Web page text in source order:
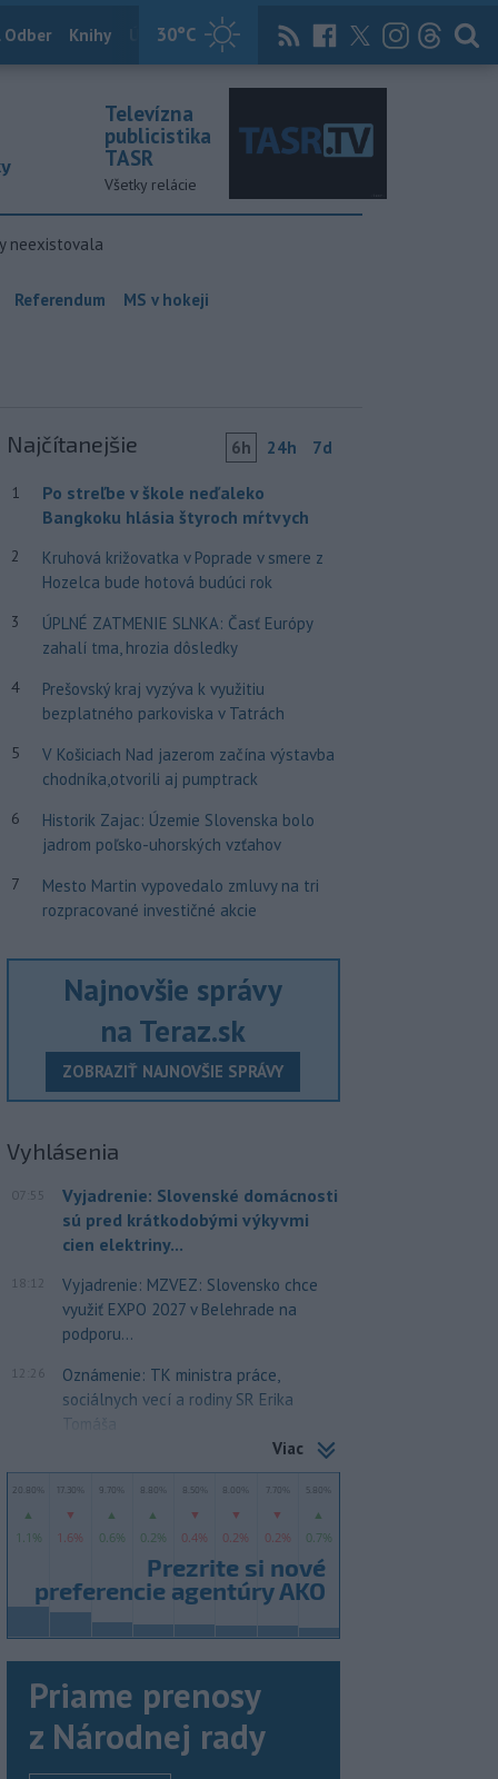
30°C
Odber Knihy Útulkovo Magazín News Now Archív
Televízna
publicistika
TASR
Všetky relácie
neexistovala
Referendum MS v hokeji
Najčítanejšie 6h 24h 7d
1
Po streľbe v škole neďaleko
Bangkoku hlásia štyroch mŕtvych
2
Kruhová križovatka v Poprade v smere z
Hozelca bude hotová budúci rok
3
ÚPLNÉ ZATMENIE SLNKA: Časť Európy
zahalí tma, hrozia dôsledky
4
Prešovský kraj vyzýva k využitiu
bezplatného parkoviska v Tatrách
5
V Košiciach Nad jazerom začína výstavba
chodníka,otvorili aj pumptrack
6
Historik Zajac: Územie Slovenska bolo
jadrom poľsko-uhorských vzťahov
7
Mesto Martin vypovedalo zmluvy na tri
rozpracované investičné akcie
Najnovšie správy
na Teraz.sk
ZOBRAZIŤ NAJNOVŠIE SPRÁVY
Vyhlásenia
07:55
Vyjadrenie: Slovenské domácnosti
sú pred krátkodobými výkyvmi
cien elektriny...
18:12
Vyjadrenie: MZVEZ: Slovensko chce
využiť EXPO 2027 v Belehrade na
podporu...
12:26
Oznámenie: TK ministra práce,
sociálnych vecí a rodiny SR Erika
Tomáša
Viac
Priame prenosy
z Národnej rady